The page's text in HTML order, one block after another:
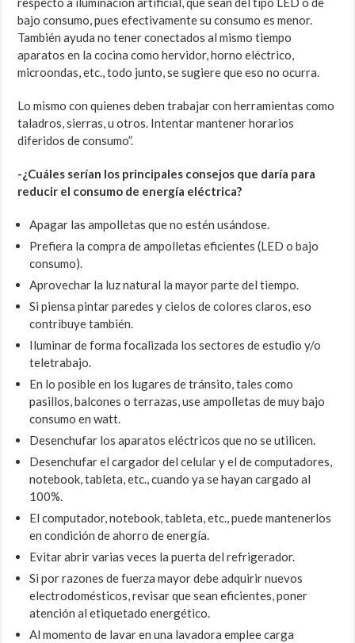
bajo consumo, pues efectivamente su consumo es menor.
También ayuda no tener conectados al mismo tiempo
aparatos en la cocina como hervidor, horno eléctrico,
microondas, etc., todo junto, se sugiere que eso no ocurra.
Lo mismo con quienes deben trabajar con herramientas como
taladros, sierras, u otros. Intentar mantener horarios
diferidos de consumo”.
-¿Cuáles serían los principales consejos que daría para
reducir el consumo de energía eléctrica?
Apagar las ampolletas que no estén usándose.
Prefiera la compra de ampolletas eficientes (LED o bajo
consumo).
Aprovechar la luz natural la mayor parte del tiempo.
Si piensa pintar paredes y cielos de colores claros, eso
contribuye también.
Iluminar de forma focalizada los sectores de estudio y/o
teletrabajo.
En lo posible en los lugares de tránsito, tales como
pasillos, balcones o terrazas, use ampolletas de muy bajo
consumo en watt.
Desenchufar los aparatos eléctricos que no se utilicen.
Desenchufar el cargador del celular y el de computadores,
notebook, tableta, etc., cuando ya se hayan cargado al
100%.
El computador, notebook, tableta, etc., puede mantenerlos
en condición de ahorro de energía.
Evitar abrir varias veces la puerta del refrigerador.
Si por razones de fuerza mayor debe adquirir nuevos
electrodomésticos, revisar que sean eficientes, poner
atención al etiquetado energético.
Al momento de lavar en una lavadora emplee carga